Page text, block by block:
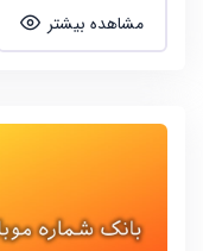
مشاهده بیشتر